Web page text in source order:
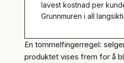
lavest kostnad per
Grunnmuren i all
En tommelfingerregel:
produktet vises frem for å